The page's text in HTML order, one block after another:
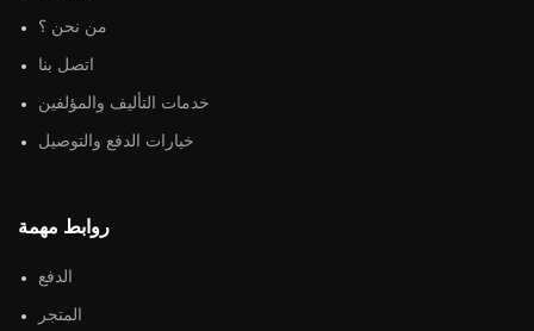
من نحن ؟
اتصل بنا
خدمات التأليف والمؤلفين
خيارات الدفع والتوصيل
روابط مهمة
الدفع
المتجر